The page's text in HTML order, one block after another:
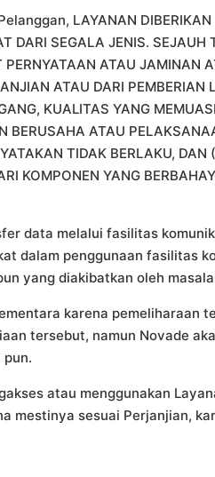
LAYANAN DIBERIKAN
DARI SEGALA JENIS. SEJAUH
ATAU JAMINAN
ATAU DARI PEMBERIAN
KUALITAS YANG
BERUSAHA ATAU
TIDAK BERLAKU,
KOMPONEN YANG
data melalui fasilitas
dalam penggunaan fasilitas
yang diakibatkan oleh
karena pemeliharaan
tersebut, namun Novade
atau menggunakan
mestinya sesuai Perjanjian,